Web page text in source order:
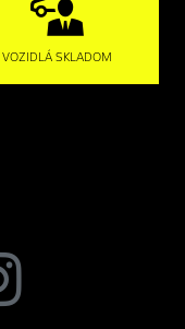
VOZIDLÁ SKLADOM